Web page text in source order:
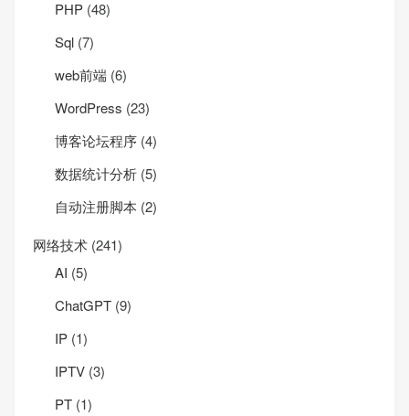
PHP (48)
Sql (7)
web前端 (6)
WordPress (23)
博客论坛程序 (4)
数据统计分析 (5)
自动注册脚本 (2)
网络技术 (241)
AI (5)
ChatGPT (9)
IP (1)
IPTV (3)
PT (1)